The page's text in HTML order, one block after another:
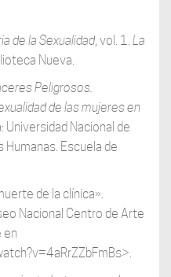
de la Sexualidad, vol. 1. La
Nueva.
Peligrosos.
de lasmujeres en
Universidad Nacional de
Humanas. Escuela de
de la clínica».
Nacional Centro de Arte
en